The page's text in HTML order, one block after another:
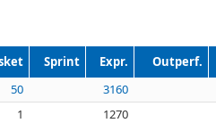
Sprint Expr. Outperf.
50 3160
1 1270